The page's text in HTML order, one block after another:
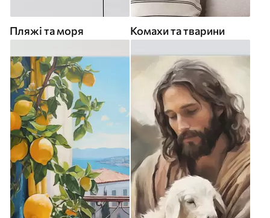
Пляжі та моря Комахи та тварини